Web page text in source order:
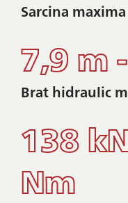
Sarcina maxima
7,9 m
Brat hidraulic
138
Nm